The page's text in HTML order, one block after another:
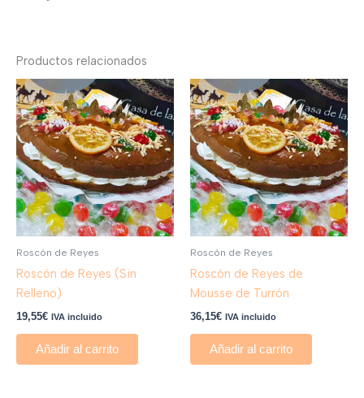
Productos relacionados
Roscón de Reyes
Roscón de Reyes (Sin
Relleno)
19,55€ IVA incluido
Añadir al carrito
Roscón de Reyes
Roscón de Reyes de
Mousse de Turrón
36,15€ IVA incluido
Añadir al carrito